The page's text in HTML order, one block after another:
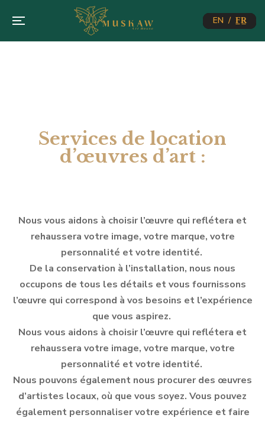
EN / F̲R̲
Services de location
d’œuvres d’art :
Nous vous aidons à choisir l’œuvre qui reflétera et
rehaussera votre image, votre marque, votre
personnalité et votre identité.
De la conservation à l’installation, nous nous
occupons de tous les détails et vous fournissons
l’œuvre qui correspond à vos besoins et l’expérience
que vous aspirez.
Nous vous aidons à choisir l’œuvre qui reflétera et
rehaussera votre image, votre marque, votre
personnalité et votre identité.
Nous pouvons également nous procurer des œuvres
d’artistes locaux, où que vous soyez. Vous pouvez
également personnaliser votre expérience et faire